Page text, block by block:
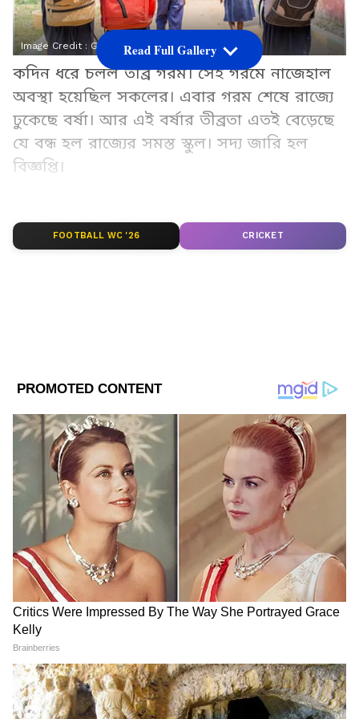
Image Credit : Getty
কদিন ধরে চলল তীব্র গরম। সেই গরমে নাজেহাল
অবস্থা হয়েছিল সকলের। এবার গরম শেষে রাজ্যে
ঢুকেছে বর্ষা। আর এই বর্ষার তীব্রতা এতই বেড়েছে
যে বন্ধ হল রাজ্যের সমস্ত স্কুল। সদ্য জারি হল
বিজ্ঞপ্তি।
Source
Image Credit :Social Media
এদিকে গ্রীষ্মের ছুটির পর পুরোদমে চলছিল
স্কুলগুলো। এতদিন তীব্র তাপপ্রবাহের কারণে বন্ধ
ছিল স্কুলগুলো। এবার ফের শুরু হচ্ছে ছুটি।
বর্তমানে রাজ্যের সমস্ত স্কুলে বর্ষার ছুটি ঘোষণা
করেছে রাজ্য। ১৯ জুলাই পর্যন্ত চলবে ছুটি।
Read Full Gallery
FOOTBALL WC '26 CRICKET